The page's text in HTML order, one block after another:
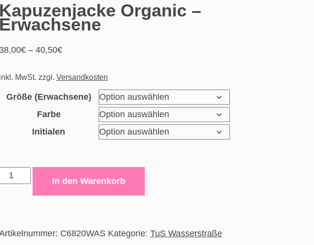
Kapuzenjacke Organic –
Erwachsene
38,00€– 40,50€
inkl. MwSt. zzgl. Versandkosten
Größe (Erwachsene)
Farbe
Initialen
Kapuzenjacke
Menge
In den Warenkorb
C6820WAS Kategorie: TuS Wasserstraße